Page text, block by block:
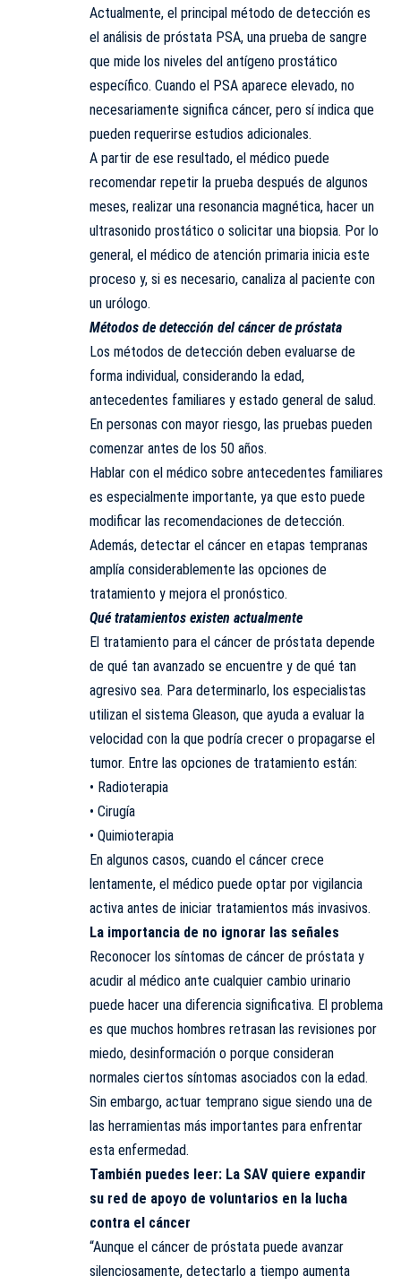
Actualmente, el principal método de detección es
el análisis de próstata PSA, una prueba de sangre
que mide los niveles del antígeno prostático
específico. Cuando el PSA aparece elevado, no
necesariamente significa cáncer, pero sí indica que
pueden requerirse estudios adicionales.
A partir de ese resultado, el médico puede
recomendar repetir la prueba después de algunos
meses, realizar una resonancia magnética, hacer un
ultrasonido prostático o solicitar una biopsia. Por lo
general, el médico de atención primaria inicia este
proceso y, si es necesario, canaliza al paciente con
un urólogo.
Métodos de detección del cáncer de próstata
Los métodos de detección deben evaluarse de
forma individual, considerando la edad,
antecedentes familiares y estado general de salud.
En personas con mayor riesgo, las pruebas pueden
comenzar antes de los 50 años.
Hablar con el médico sobre antecedentes familiares
es especialmente importante, ya que esto puede
modificar las recomendaciones de detección.
Además, detectar el cáncer en etapas tempranas
amplía considerablemente las opciones de
tratamiento y mejora el pronóstico.
Qué tratamientos existen actualmente
El tratamiento para el cáncer de próstata depende
de qué tan avanzado se encuentre y de qué tan
agresivo sea. Para determinarlo, los especialistas
utilizan el sistema Gleason, que ayuda a evaluar la
velocidad con la que podría crecer o propagarse el
tumor. Entre las opciones de tratamiento están:
• Radioterapia
• Cirugía
• Quimioterapia
En algunos casos, cuando el cáncer crece
lentamente, el médico puede optar por vigilancia
activa antes de iniciar tratamientos más invasivos.
La importancia de no ignorar las señales
Reconocer los síntomas de cáncer de próstata y
acudir al médico ante cualquier cambio urinario
puede hacer una diferencia significativa. El problema
es que muchos hombres retrasan las revisiones por
miedo, desinformación o porque consideran
normales ciertos síntomas asociados con la edad.
Sin embargo, actuar temprano sigue siendo una de
las herramientas más importantes para enfrentar
esta enfermedad.
También puedes leer: La SAV quiere expandir
su red de apoyo de voluntarios en la lucha
contra el cáncer
“Aunque el cáncer de próstata puede avanzar
silenciosamente, detectarlo a tiempo aumenta